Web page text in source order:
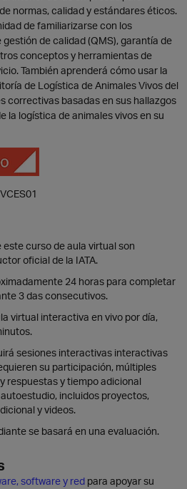
normas, calidad y estándares éticos.
de familiarizarse con los
de calidad (QMS), garantía de
conceptos y herramientas de
También aprenderá cómo usar la
de Logística de Animales Vivos del
correctivas basadas en sus hallazgos
la logística de animales vivos en su
este curso de aula virtual son
oficial de la IATA.
24 horas para completar
3 das consecutivos.
virtual interactiva en vivo por día,
sesiones interactivas interactivas
su participación, múltiples
respuestas y tiempo adicional
incluidos proyectos,
y videos.
se basará en una evaluación.
software y red para apoyar su